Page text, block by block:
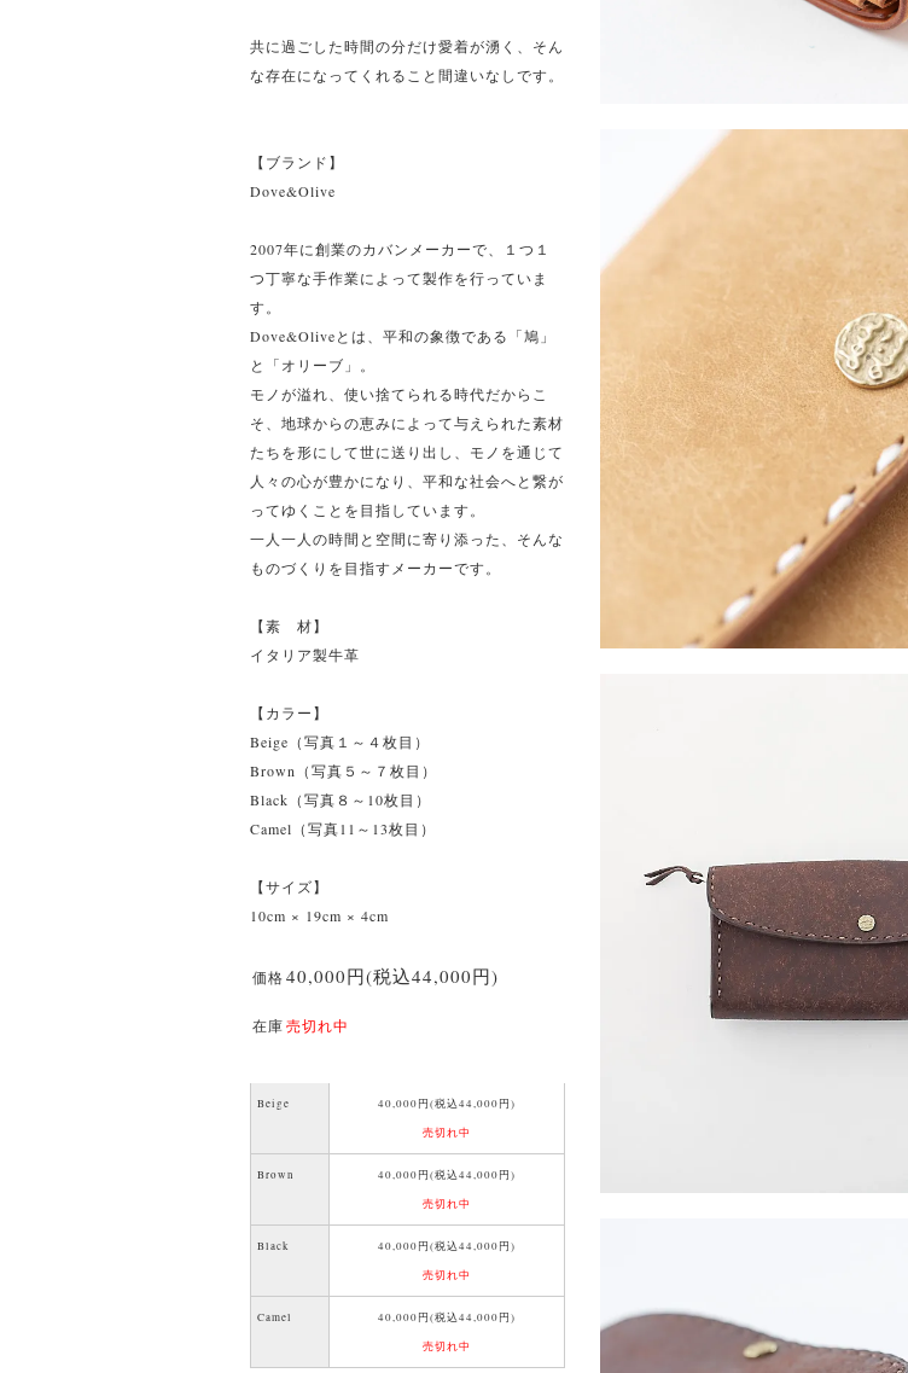
共に過ごした時間の分だけ愛着が湧く、そん
な存在になってくれること間違いなしです。
【ブランド】
Dove&Olive
2007年に創業のカバンメーカーで、１つ１
つ丁寧な手作業によって製作を行っていま
す。
Dove&Oliveとは、平和の象徴である「鳩」
と「オリーブ」。
モノが溢れ、使い捨てられる時代だからこ
そ、地球からの恵みによって与えられた素材
たちを形にして世に送り出し、モノを通じて
人々の心が豊かになり、平和な社会へと繋が
ってゆくことを目指しています。
一人一人の時間と空間に寄り添った、そんな
ものづくりを目指すメーカーです。
【素 材】
イタリア製牛革
【カラー】
Beige（写真１～４枚目）
Brown（写真５～７枚目）
Black（写真８～10枚目）
Camel（写真11～13枚目）
【サイズ】
10cm × 19cm × 4cm
価格40,000円(税込44,000円)
在庫売切れ中
Beige
40,000円(税込44,000円)
売切れ中
Brown
40,000円(税込44,000円)
売切れ中
Black
40,000円(税込44,000円)
売切れ中
Camel
40,000円(税込44,000円)
売切れ中